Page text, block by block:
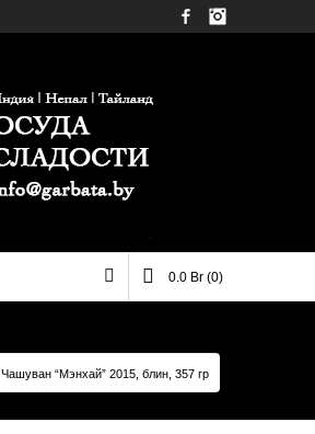
Facebook
0.0 Br (0)
“Мэнхай” 2015, блин, 357 гр